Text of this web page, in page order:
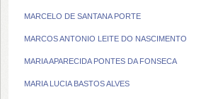
MARCELO DE SANTANA PORTE
MARCOS ANTONIO LEITE DO NASCIMENTO
MARIA APARECIDA PONTES DA FONSECA
MARIA LUCIA BASTOS ALVES